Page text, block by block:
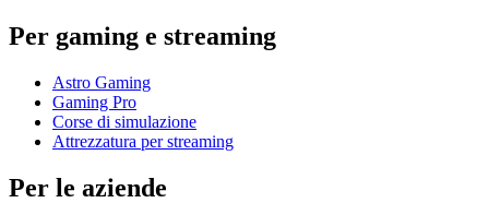
Per gaming e streaming
Astro Gaming
Gaming Pro
Corse di simulazione
Attrezzatura per streaming
Per le aziende